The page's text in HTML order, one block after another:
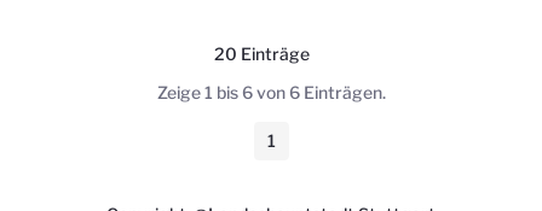
20 Einträge
Pro Seite
Zeige 1 bis 6 von 6 Einträgen.
Seite
1